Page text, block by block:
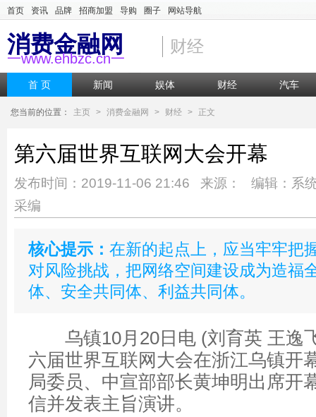
首页 资讯 品牌 招商加盟 导购 圈子 网站导航
消费金融网
一www.ehbzc.cn一
财经
首 页 新闻 娱体 财经 汽车
您当前的位置： 主页 > 消费金融网 > 财经 > 正文
第六届世界互联网大会开幕
发布时间：2019-11-06 21:46 来源： 编辑：系
采编
核心提示： 在新的起点上，应当牢牢把
对风险挑战，把网络空间建设成为造福
体、安全共同体、利益共同体。
乌镇10月20日电 (刘育英 王逸
六届世界互联网大会在浙江乌镇开
局委员、中宣部部长黄坤明出席开
信并发表主旨演讲。